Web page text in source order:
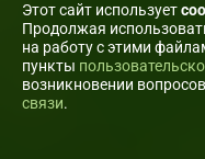
Этот сайт использует
Продолжая
на работу с этими
пункты
возникновении
связи.